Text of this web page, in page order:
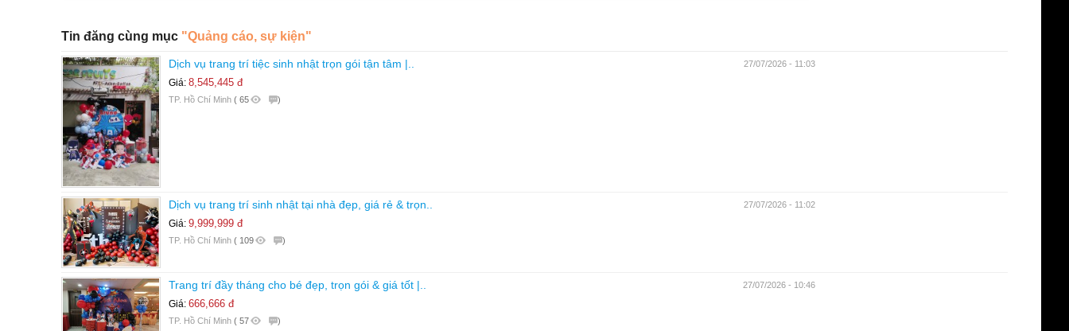
Tin đăng cùng mục "Quảng cáo, sự kiện"
Dịch vụ trang trí tiệc sinh nhật trọn gói tận tâm |..
Giá: 8,545,445 đ
TP. Hồ Chí Minh ( 65 )
27/07/2026 - 11:03
Dịch vụ trang trí sinh nhật tại nhà đẹp, giá rẻ & trọn..
Giá: 9,999,999 đ
TP. Hồ Chí Minh ( 109 )
27/07/2026 - 11:02
Trang trí đầy tháng cho bé đẹp, trọn gói & giá tốt |..
Giá: 666,666 đ
TP. Hồ Chí Minh ( 57 )
27/07/2026 - 10:46